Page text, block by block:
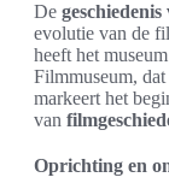
De
evolutie van de
heeft het
Filmmuseum, dat
markeert het
van
Oprichting en